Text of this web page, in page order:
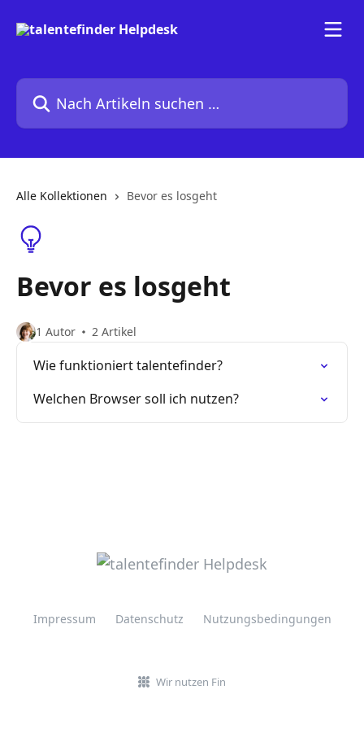
Nach Artikeln suchen …
Alle Kollektionen Bevor es losgeht
Bevor es losgeht
1 Autor 2 Artikel
Wie funktioniert talentefinder?
Welchen Browser soll ich nutzen?
Impressum Datenschutz Nutzungsbedingungen
Wir nutzen Fin